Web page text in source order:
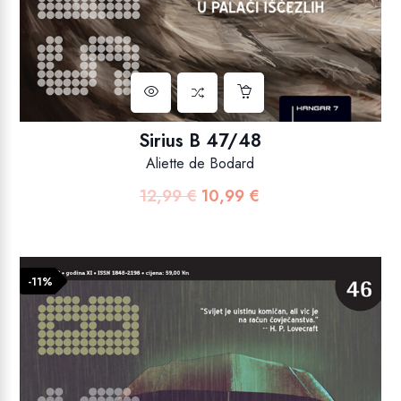
Sirius B 47/48
Aliette de Bodard
12,99€ Izvorna
je:
12,99 €.
10,99 €
10,99 €.
-11%